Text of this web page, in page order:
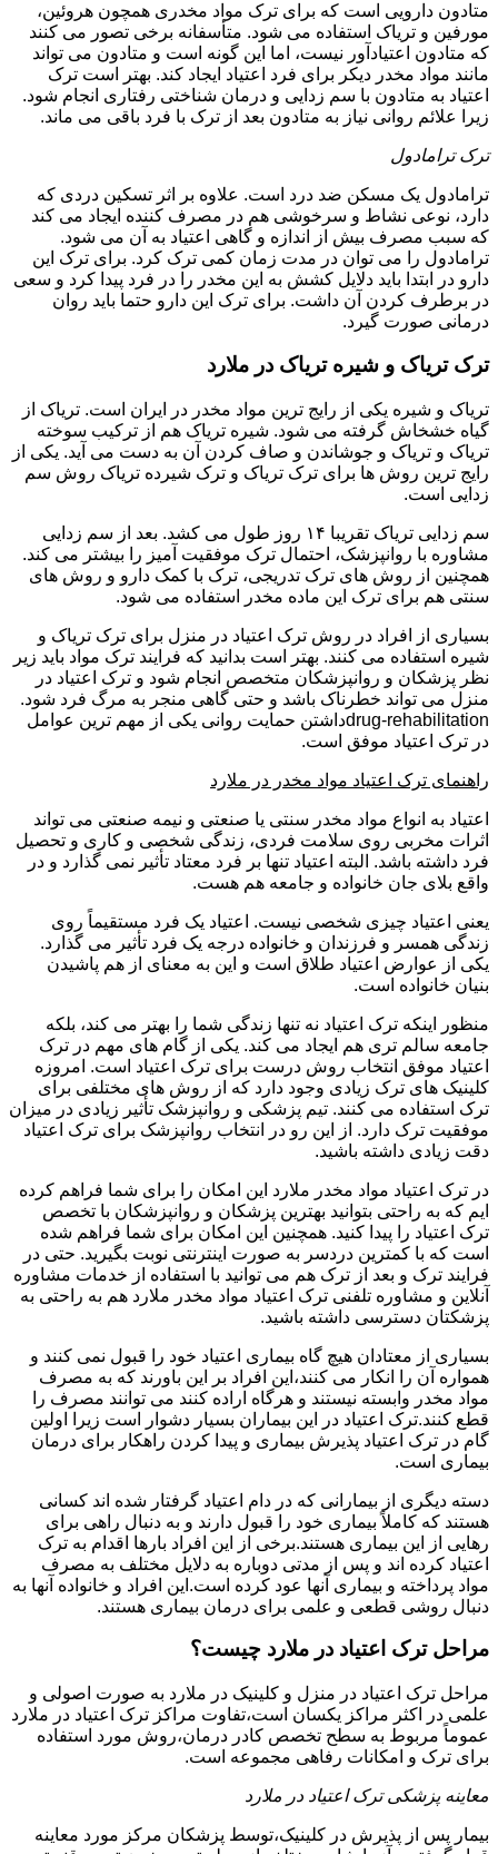
متادون دارویی است که برای ترک مواد مخدری همچون هروئین،
مورفین و تریاک استفاده می شود. متأسفانه برخی تصور می کنند
که متادون اعتیادآور نیست، اما این گونه است و متادون می تواند
مانند مواد مخدر دیکر برای فرد اعتیاد ایجاد کند. بهتر است ترک
اعتیاد به متادون با سم زدایی و درمان شناختی رفتاری انجام شود.
زیرا علائم روانی نیاز به متادون بعد از ترک با فرد باقی می ماند.
ترک ترامادول
ترامادول یک مسکن ضد درد است. علاوه بر اثر تسکین دردی که
دارد، نوعی نشاط و سرخوشی هم در مصرف کننده ایجاد می کند
که سبب مصرف بیش از اندازه و گاهی اعتیاد به آن می شود.
ترامادول را می توان در مدت زمان کمی ترک کرد. برای ترک این
دارو در ابتدا باید دلایل کشش به این مخدر را در فرد پیدا کرد و سعی
در برطرف کردن آن داشت. برای ترک این دارو حتما باید روان
درمانی صورت گیرد.
ترک تریاک و شیره تریاک در ملارد
تریاک و شیره یکی از رایج ترین مواد مخدر در ایران است. تریاک از
گیاه خشخاش گرفته می شود. شیره تریاک هم از ترکیب سوخته
تریاک و تریاک و جوشاندن و صاف کردن آن به دست می آید. یکی از
رایج ترین روش ها برای ترک تریاک و ترک شیرده تریاک روش سم
زدایی است.
سم زدایی تریاک تقریبا ۱۴ روز طول می کشد. بعد از سم زدایی
مشاوره با روانپزشک، احتمال ترک موفقیت آمیز را بیشتر می کند.
همچنین از روش های ترک تدریجی، ترک با کمک دارو و روش های
سنتی هم برای ترک این ماده مخدر استفاده می شود.
بسیاری از افراد در روش ترک اعتیاد در منزل برای ترک تریاک و
شیره استفاده می کنند. بهتر است بدانید که فرایند ترک مواد باید زیر
نظر پزشکان و روانپزشکان متخصص انجام شود و ترک اعتیاد در
منزل می تواند خطرناک باشد و حتی گاهی منجر به مرگ فرد شود.
drug-rehabilitationداشتن حمایت روانی یکی از مهم ترین عوامل
در ترک اعتیاد موفق است.
راهنمای ترک اعتیاد مواد مخدر در ملارد
اعتیاد به انواع مواد مخدر سنتی یا صنعتی و نیمه صنعتی می تواند
اثرات مخربی روی سلامت فردی، زندگی شخصی و کاری و تحصیل
فرد داشته باشد. البته اعتیاد تنها بر فرد معتاد تأثیر نمی گذارد و در
واقع بلای جان خانواده و جامعه هم هست.
یعنی اعتیاد چیزی شخصی نیست. اعتیاد یک فرد مستقیماً روی
زندگی همسر و فرزندان و خانواده درجه یک فرد تأثیر می گذارد.
یکی از عوارض اعتیاد طلاق است و این به معنای از هم پاشیدن
بنیان خانواده است.
منظور اینکه ترک اعتیاد نه تنها زندگی شما را بهتر می کند، بلکه
جامعه سالم تری هم ایجاد می کند. یکی از گام های مهم در ترک
اعتیاد موفق انتخاب روش درست برای ترک اعتیاد است. امروزه
کلینیک های ترک زیادی وجود دارد که از روش های مختلفی برای
ترک استفاده می کنند. تیم پزشکی و روانپزشک تأثیر زیادی در میزان
موفقیت ترک دارد. از این رو در انتخاب روانپزشک برای ترک اعتیاد
دقت زیادی داشته باشید.
در ترک اعتیاد مواد مخدر ملارد این امکان را برای شما فراهم کرده
ایم که به راحتی بتوانید بهترین پزشکان و روانپزشکان با تخصص
ترک اعتیاد را پیدا کنید. همچنین این امکان برای شما فراهم شده
است که با کمترین دردسر به صورت اینترنتی نوبت بگیرید. حتی در
فرایند ترک و بعد از ترک هم می توانید با استفاده از خدمات مشاوره
آنلاین و مشاوره تلفنی ترک اعتیاد مواد مخدر ملارد هم به راحتی به
پزشکتان دسترسی داشته باشید.
بسیاری از معتادان هیچ گاه بیماری اعتیاد خود را قبول نمی کنند و
همواره آن را انکار می کنند،این افراد بر این باورند که به مصرف
مواد مخدر وابسته نیستند و هرگاه اراده کنند می توانند مصرف را
قطع کنند.ترک اعتیاد در این بیماران بسیار دشوار است زیرا اولین
گام در ترک اعتیاد پذیرش بیماری و پیدا کردن راهکار برای درمان
بیماری است.
دسته دیگری از بیمارانی که در دام اعتیاد گرفتار شده اند کسانی
هستند که کاملاً بیماری خود را قبول دارند و به دنبال راهی برای
رهایی از این بیماری هستند.برخی از این افراد بارها اقدام به ترک
اعتیاد کرده اند و پس از مدتی دوباره به دلایل مختلف به مصرف
مواد پرداخته و بیماری آنها عود کرده است.این افراد و خانواده آنها به
دنبال روشی قطعی و علمی برای درمان بیماری هستند.
مراحل ترک اعتیاد در ملارد چیست؟
مراحل ترک اعتیاد در منزل و کلینیک در ملارد به صورت اصولی و
علمی در اکثر مراکز یکسان است،تفاوت مراکز ترک اعتیاد در ملارد
عموماً مربوط به سطح تخصص کادر درمان،روش مورد استفاده
برای ترک و امکانات رفاهی مجموعه است.
معاینه پزشکی ترک اعتیاد در ملارد
بیمار پس از پذیرش در کلینیک،توسط پزشکان مرکز مورد معاینه